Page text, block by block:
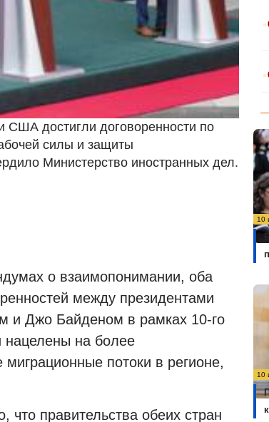
США достигли договоренности по
силы и защиты
Министерство иностранных дел.
о взаимопонимании, оба
между президентами
и Джо Байденом в рамках 10-го
нацелены на более
потоки в регионе,
что правительства обеих стран
.
.
10
10